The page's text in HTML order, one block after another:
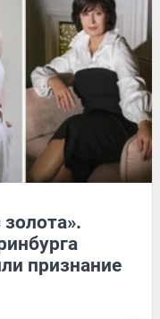
признание